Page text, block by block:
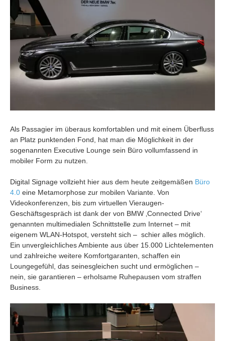
Als Passagier im überaus komfortablen und mit einem Überfluss
an Platz punktenden Fond, hat man die Möglichkeit in der
sogenannten Executive Lounge sein Büro vollumfassend in
mobiler Form zu nutzen.
Digital Signage vollzieht hier aus dem heute zeitgemäßen Büro
4.0 eine Metamorphose zur mobilen Variante. Von
Videokonferenzen, bis zum virtuellen Vieraugen-
Geschäftsgespräch ist dank der von BMW ‚Connected Drive‘
genannten multimedialen Schnittstelle zum Internet – mit
eigenem WLAN-Hotspot, versteht sich – schier alles möglich.
Ein unvergleichliches Ambiente aus über 15.000 Lichtelementen
und zahlreiche weitere Komfortgaranten, schaffen ein
Loungegefühl, das seinesgleichen sucht und ermöglichen –
nein, sie garantieren – erholsame Ruhepausen vom straffen
Business.